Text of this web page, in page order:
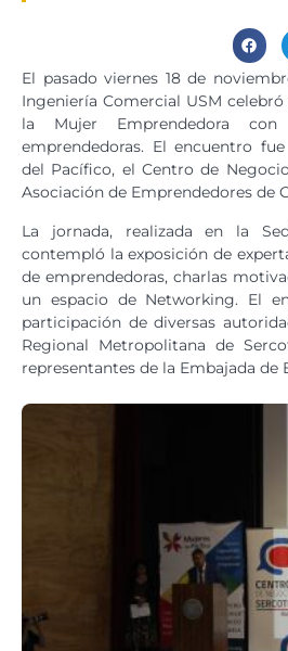
El pasado viernes 18 de
Ingeniería Comercial USM
la Mujer Emprendedora
emprendedoras. El encuentro
del Pacífico, el Centro de
Asociación de Emprendedores de
La jornada, realizada en la
contempló la exposición de
de emprendedoras, charlas
un espacio de Networking. El
participación de diversas
Regional Metropolitana de
representantes de la Embajada de